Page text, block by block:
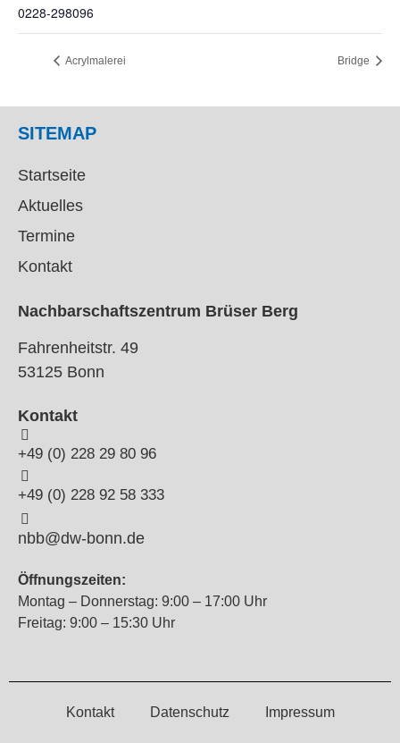
0228-298096
Acrylmalerei Bridge
SITEMAP
Startseite
Aktuelles
Termine
Kontakt
Nachbarschaftszentrum Brüser Berg
Fahrenheitstr. 49
53125 Bonn
Kontakt
+49 (0) 228 29 80 96
+49 (0) 228 92 58 333
nbb@dw-bonn.de
Öffnungszeiten:
Montag – Donnerstag: 9:00 – 17:00 Uhr
Freitag: 9:00 – 15:30 Uhr
Kontakt Datenschutz Impressum